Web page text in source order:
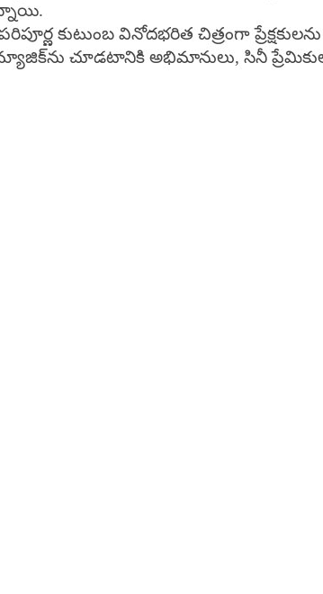
కుటుంబ వినోదభరిత చిత్రంగా
చూడటానికి అభిమానులు, సినీ